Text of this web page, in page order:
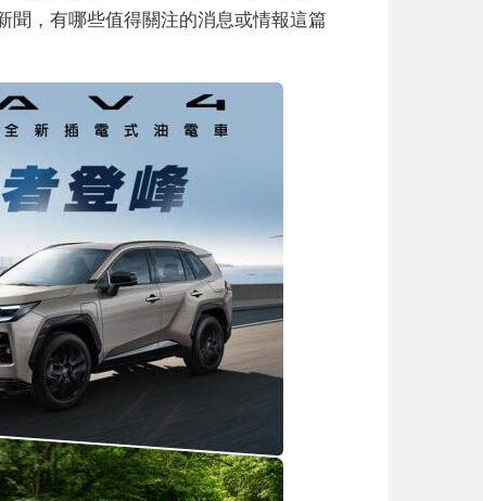
聞，有哪些值得關注的消息或情報這篇